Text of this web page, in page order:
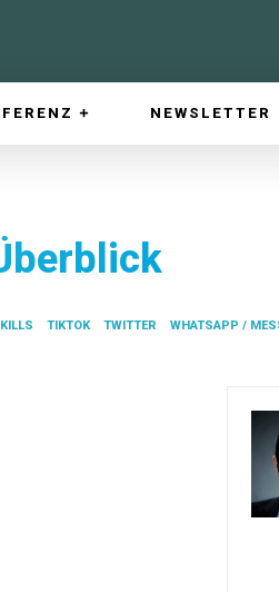
NEWSLETTER
TIKTOK TWITTER WHATSAPP /